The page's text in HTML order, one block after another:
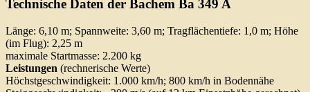
Technische Daten der Bachem Ba 349 A
Länge: 6,10 m; Spannweite: 3,60 m; Tragflächentiefe: 1,0 m; Höhe
(im Flug): 2,25 m
maximale Startmasse: 2.200 kg
Leistungen (rechnerische Werte)
Höchstgeschwindigkeit: 1.000 km/h; 800 km/h in Bodennähe